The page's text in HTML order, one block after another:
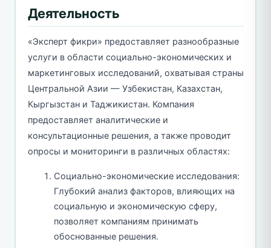
Деятельность
«Эксперт фикри» предоставляет разнообразные
услуги в области социально-экономических и
маркетинговых исследований, охватывая страны
Центральной Азии — Узбекистан, Казахстан,
Кыргызстан и Таджикистан. Компания
предоставляет аналитические и
консультационные решения, а также проводит
опросы и мониторинги в различных областях:
Социально-экономические исследования:
Глубокий анализ факторов, влияющих на
социальную и экономическую сферу,
позволяет компаниям принимать
обоснованные решения.